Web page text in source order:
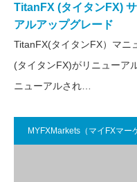
TitanFX (タイタンFX)
アルアップグレード
TitanFX(タイタンFX）マニ
(タイタンFX)がリニューア
ニューアルされ…
MYFXMarkets（マイFXマー